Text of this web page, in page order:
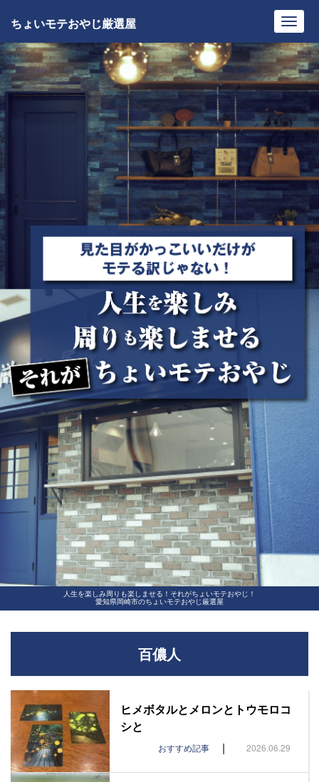
人生を楽しみ周りも楽しませる！それがちょいモテおやじ！
愛知県岡崎市のちょいモテおやじ厳選屋
ちょいモテおやじ厳選屋
百儂人
ヒメボタルとメロンとトウモロコ
シと
おすすめ記事 | 2026.06.29